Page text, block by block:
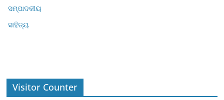
ସମ୍ପାଦକୀୟ
ସାହିତ୍ୟ
Visitor Counter